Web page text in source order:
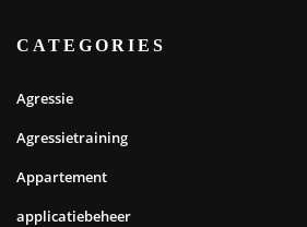
CATEGORIES
Agressie
Agressietraining
Appartement
applicatiebeheer